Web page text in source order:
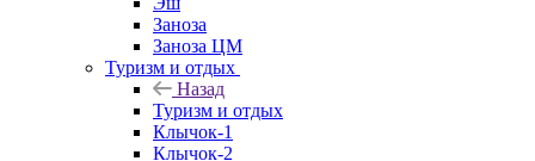
Заноза
Заноза ЦМ
Туризм и отдых
Назад
Туризм и отдых
Клычок-1
Клычок-2